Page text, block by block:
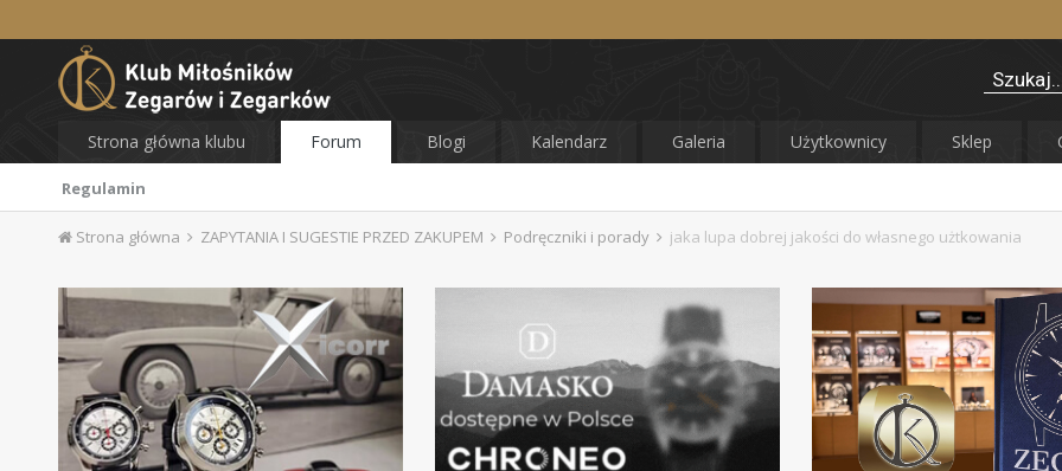
Strona główna klubu Forum
Regulamin
Blogi Kalendarz Galeria Użytkownicy Sklep
Strona główna ZAPYTANIA I SUGESTIE PRZED ZAKUPEM Podręczniki i porady jaka lupa dobrej jakości do własnego użtkowania